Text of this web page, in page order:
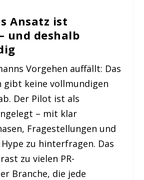
Ansatz ist
und deshalb
Vorgehen auffällt: Das
gibt keine vollmundigen
Der Pilot ist als
– mit klar
Fragestellungen und
zu hinterfragen. Das
zu vielen PR-
Branche, die jede